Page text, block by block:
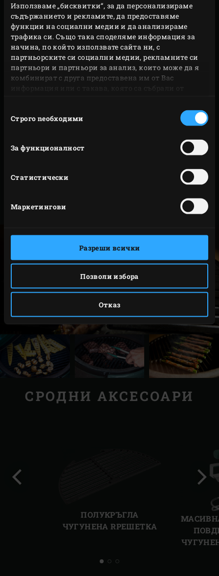
Използваме „бисквитки“, за да персонализираме
съдържанието и рекламите, да предоставяме
функции на социални медии и да анализираме
трафика си. Също така споделяме информация за
начина, по който използвате сайта ни, с
партньорските си социални медии, рекламните си
партньори и партньори за анализ, които може да я
комбинират с друга предоставена им от Вас
информация или с такава, която са събрали от
наСтрого nеобходими
За функционалност
Статистически
Маркетингови
Разреши всички
Позволи избора
Отказ
си. Подписахте ли приготвената от вас скара?
Направете го.
Не са ли чудесни тези съскащи, пукащи звуци?
Поставете бургерите, ребрата, свинските пържоли и
рибата тон върху чугунената решетка.
Патладжаните, тиквичките, аспержите и чушките
решетката. Чугунената решетка се загрява бързо и
Model
Large
СРОДНИ АКСЕСОАРИ
ПОЛУКРЪГЛА
ЧУГУНЕНА RРЕШЕТКА